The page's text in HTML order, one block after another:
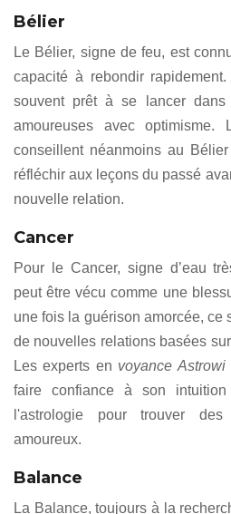
Bélier
Le Bélier, signe de feu, est
capacité à rebondir
souvent prêt à se lancer dans
amoureuses avec
conseillent néanmoins au
réfléchir aux leçons du passé
nouvelle relation.
Cancer
Pour le Cancer, signe d’eau
peut être vécu comme une
une fois la guérison amorcée, ce
de nouvelles relations basées
Les experts en voyance Astrowi
faire confiance à son
l'astrologie pour trouver
amoureux.
Balance
La Balance, toujours à la